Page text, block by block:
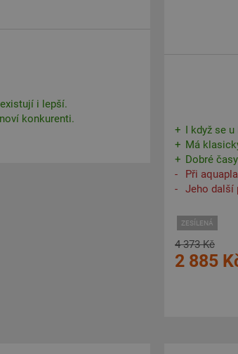
i lepší.
konkurenti.
I když se
Má
Dobré
Při
Jeho další
ZESÍLENÁ
4 373 Kč
2 885